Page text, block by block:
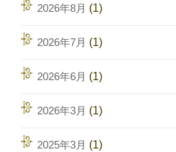
2026年8月 (1)
2026年7月 (1)
2026年6月 (1)
2026年3月 (1)
2025年3月 (1)